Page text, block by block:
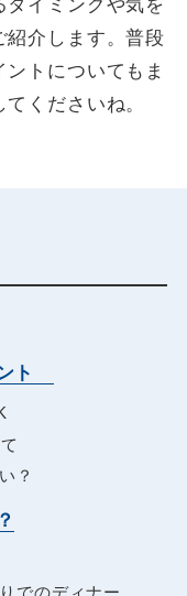
タイミングや気を
紹介します。普段
トについてもま
くださいね。
ト
？
でのディナー